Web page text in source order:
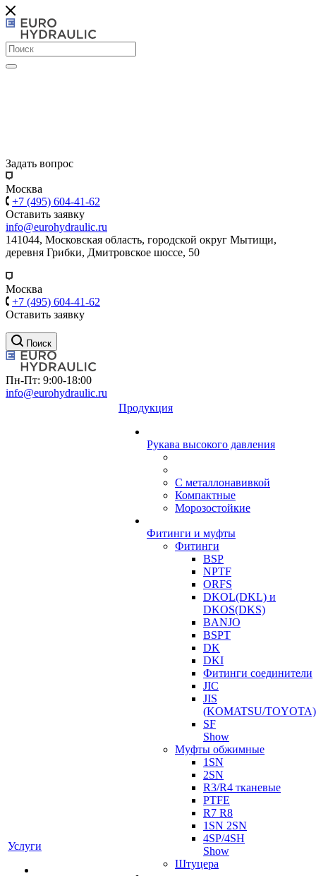
Задать вопрос
Москва
+7 (495) 604-41-62
Оставить заявку
info@eurohydraulic.ru
141044, Московская область, городской округ Мытищи,
деревня Грибки, Дмитровское шоссе, 50
Москва
+7 (495) 604-41-62
Оставить заявку
Поиск
Пн-Пт: 9:00-18:00
info@eurohydraulic.ru
Услуги
Продукция
Рукава высокого давления
С металлонавивкой
Компактные
Морозостойкие
Фитинги и муфты
Фитинги
BSP
NPTF
ORFS
DKOL(DKL) и
DKOS(DKS)
BANJO
BSPT
DK
DKI
Фитинги соединители
JIC
JIS
(KOMATSU/TOYOTA)
SF
Show
Муфты обжимные
1SN
2SN
R3/R4 тканевые
PTFE
R7 R8
1SN 2SN
4SP/4SH
Show
Штуцера